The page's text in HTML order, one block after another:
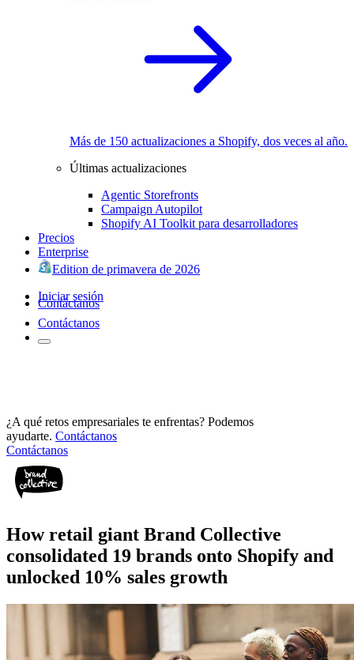
Más de 150 actualizaciones a Shopify, dos veces al año.
Últimas actualizaciones
Agentic Storefronts
Campaign Autopilot
Shopify AI Toolkit para desarrolladores
Precios
Enterprise
Edition de primavera de 2026
Iniciar sesión
Contáctanos
Contáctanos
¿A qué retos empresariales te enfrentas? Podemos
ayudarte. Contáctanos
Contáctanos
How retail giant Brand Collective
consolidated 19 brands onto Shopify and
unlocked 10% sales growth